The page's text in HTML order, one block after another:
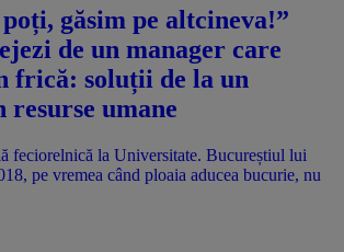
găsim pe altcineva!”
de un manager care
frică: soluții de la un
resurse umane
feciorelnică la Universitate. Bucureștiul lui
pe vremea când ploaia aducea bucurie, nu